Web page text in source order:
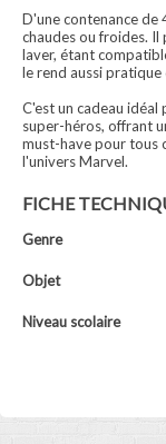
D'une contenance de
chaudes ou froides. Il
laver, étant
le rend aussi pratique
C'est un cadeau idéal
super-héros, offrant
must-have pour tous
l'univers Marvel.
FICHE
Genre
Objet
Niveau scolaire